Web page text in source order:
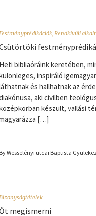
Festményprédikációk,Rendkívüli
Csütörtöki
Heti bibliaóráink keretében,
különleges, inspiráló
láthatnak és hallhatnak az
diakónusa, aki civilben
középkorban készült, vallási
magyarázza […]
By Wesselényi utcai Baptista
Bizonyságtételek
Őt megismerni